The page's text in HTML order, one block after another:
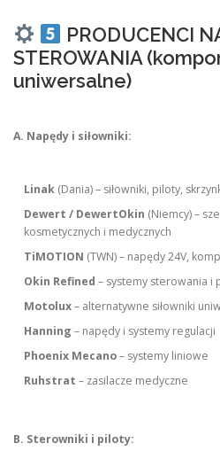
PRODUCENCI
STEROWANIA
uniwersalne)
A. Napędy i siłowniki:
Linak (Dania) – siłowniki, piloty,
Dewert / DewertOkin (Niemcy) –
kosmetycznych i medycznych
TiMOTION (TWN) – napędy 24V,
Okin Refined – systemy sterowania i
Motolux– alternatywne siłowniki
Hanning – napędy i systemy regulacji
Phoenix Mecano– systemy liniowe
Ruhstrat – zasilacze medyczne
B. Sterowniki i piloty: